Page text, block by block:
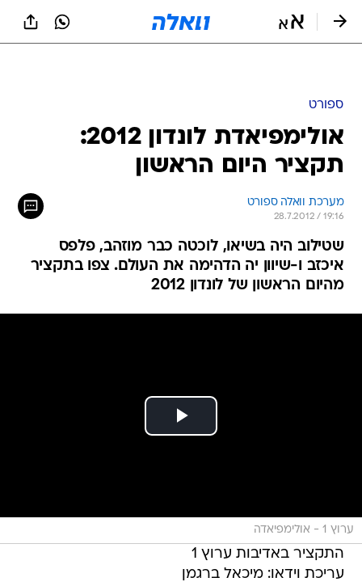
ספורט
אולימפיאדת לונדון 2012:
תקציר היום הראשון
מערכת וואלה ספורט
28.7.2012 / 19:16
שטילוב היה בשיאו, לוכטה כבר מוזהב, פלפס
איכזב ו-שיוון יה הדהימה את העולם. צפו בתקציר
מהיום הראשון של לונדון 2012
ערוץ 1 - אולימפיאדה
התקציר באדיבות ערוץ 1
עריכת וידאו: מיכאל ברגמן